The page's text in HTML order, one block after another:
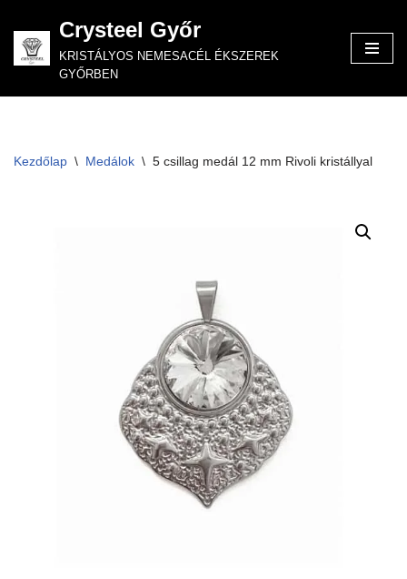
Skip
to
Crysteel Győr
KRISTÁLYOS NEMESACÉL ÉKSZEREK
GYŐRBEN
Kezdőlap \ Medálok \ 5 csillag medál 12 mm Rivoli kristállyal